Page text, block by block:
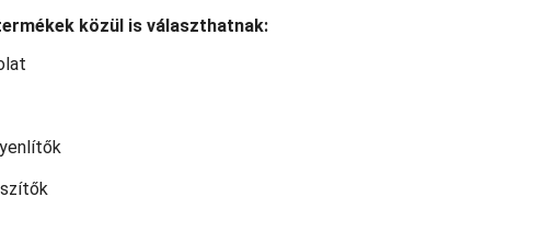
közül is választhatnak: